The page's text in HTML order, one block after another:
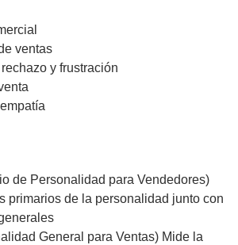
ventas
y frustración
de Personalidad para Vendedores)
primarios de la personalidad junto con
General para Ventas) Mide la